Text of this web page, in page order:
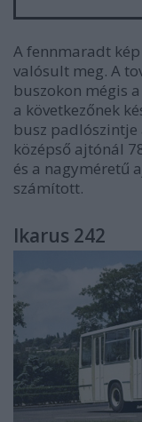
A fennmaradt
valósult meg. A
buszokon mégis
a következőnek
busz padlószintje
középső ajtónál
és a nagyméretű
számított.
Ikarus 242